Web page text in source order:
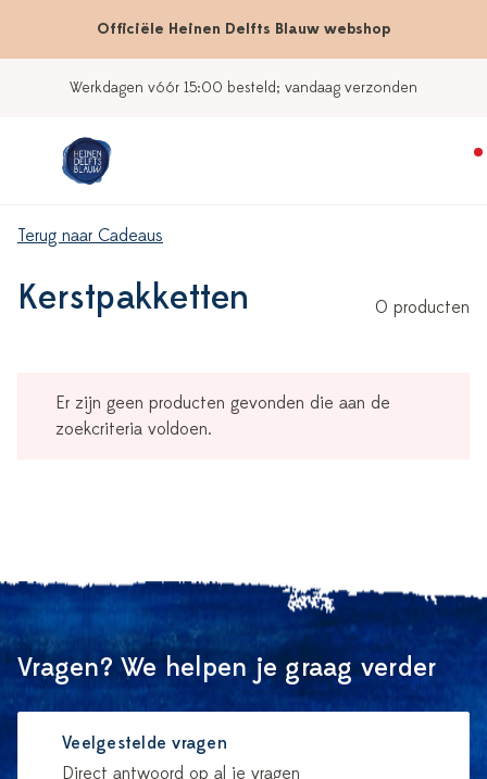
Officiële Heinen Delfts Blauw webshop
Werkdagen vóór 15:00 besteld; vandaag verzonden
Terug naar Cadeaus
Kerstpakketten 0 producten
Er zijn geen producten gevonden die aan de
zoekcriteria voldoen.
Vragen? We helpen je graag verder
Veelgestelde vragen
Direct antwoord op al je vragen